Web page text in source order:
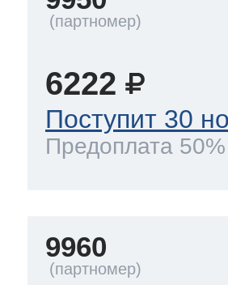
6222
Поступит 30
Предоплата 50%
9960